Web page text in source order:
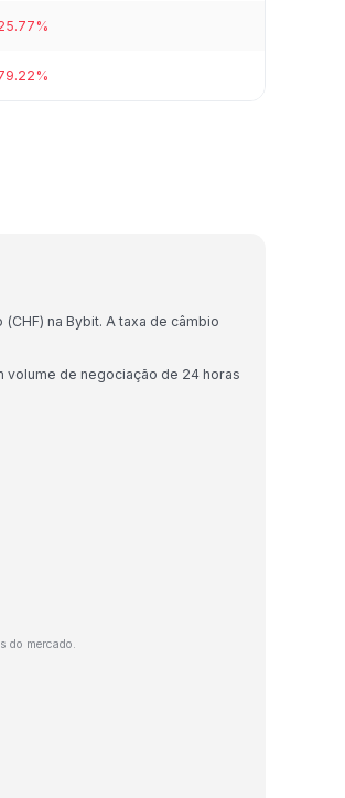
na Bybit. A taxa de câmbio
volume de negociação de 24 horas
do mercado.